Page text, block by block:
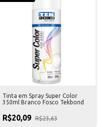
Tinta em Spray Super Color
350ml Branco Fosco Tekbond
R$20,09 R$23,63